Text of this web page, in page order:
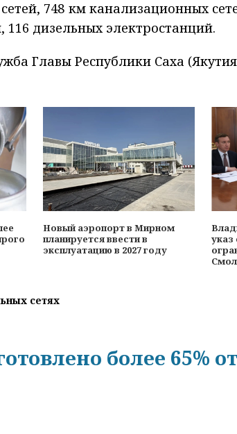
748 км канализационных
116 дизельных электростанций.
Главы Республики Саха
Новый аэропорт в Мирном
планируется ввести в
эксплуатацию в 2027 году
указ
сетях
более 65%